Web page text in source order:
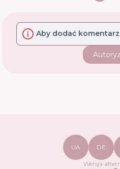
Aby dodać
UA DE
Wersja